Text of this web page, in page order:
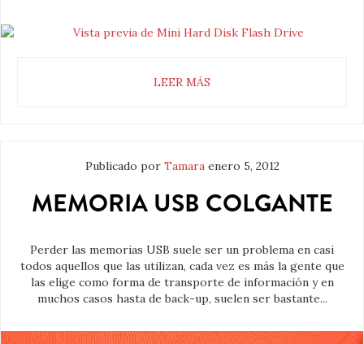
LEER MÁS
Publicado por Tamara enero 5, 2012
MEMORIA USB COLGANTE
Perder las memorias USB suele ser un problema en casi
todos aquellos que las utilizan, cada vez es más la gente que
las elige como forma de transporte de información y en
muchos casos hasta de back-up, suelen ser bastante...